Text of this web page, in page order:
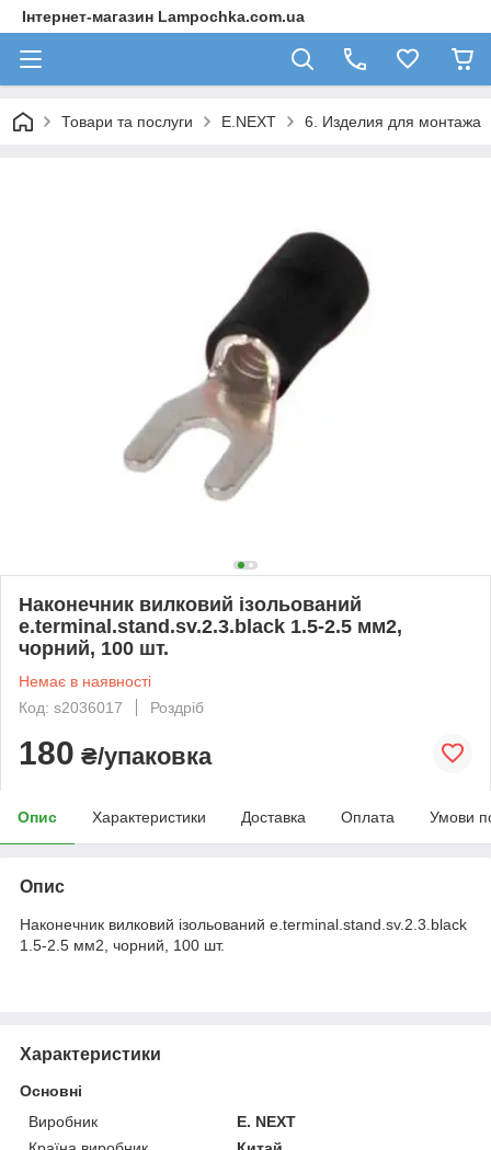
Інтернет-магазин Lampochka.com.ua
Товари та послуги E.NEXT 6. Изделия для монтажа
Наконечник вилковий ізольований
e.terminal.stand.sv.2.3.black 1.5-2.5 мм2,
чорний, 100 шт.
Немає в наявності
Код: s2036017
Роздріб
180 ₴/упаковка
Опис Характеристики Доставка Оплата Умови
Опис
Наконечник вилковий ізольований e.terminal.stand.sv.2.3.black
1.5-2.5 мм2, чорний, 100 шт.
Характеристики
Основні
Виробник
E. NEXT